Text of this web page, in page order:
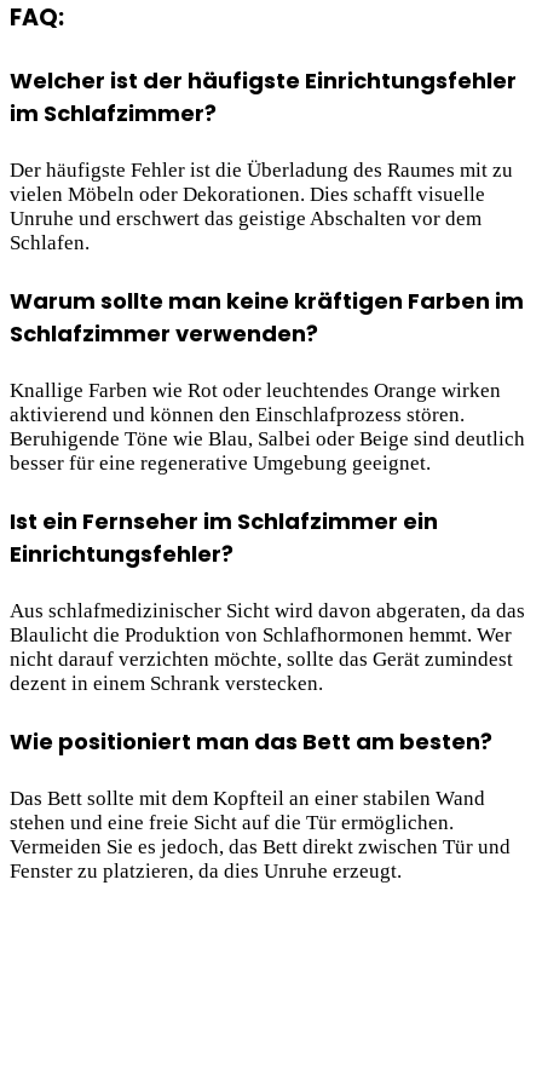
FAQ:
Welcher ist der häufigste Einrichtungsfehler
im Schlafzimmer?
Der häufigste Fehler ist die Überladung des Raumes mit zu
vielen Möbeln oder Dekorationen. Dies schafft visuelle
Unruhe und erschwert das geistige Abschalten vor dem
Schlafen.
Warum sollte man keine kräftigen Farben im
Schlafzimmer verwenden?
Knallige Farben wie Rot oder leuchtendes Orange wirken
aktivierend und können den Einschlafprozess stören.
Beruhigende Töne wie Blau, Salbei oder Beige sind deutlich
besser für eine regenerative Umgebung geeignet.
Ist ein Fernseher im Schlafzimmer ein
Einrichtungsfehler?
Aus schlafmedizinischer Sicht wird davon abgeraten, da das
Blaulicht die Produktion von Schlafhormonen hemmt. Wer
nicht darauf verzichten möchte, sollte das Gerät zumindest
dezent in einem Schrank verstecken.
Wie positioniert man das Bett am besten?
Das Bett sollte mit dem Kopfteil an einer stabilen Wand
stehen und eine freie Sicht auf die Tür ermöglichen.
Vermeiden Sie es jedoch, das Bett direkt zwischen Tür und
Fenster zu platzieren, da dies Unruhe erzeugt.